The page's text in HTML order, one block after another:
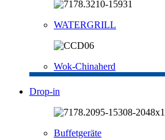
WATERGRILL
Wok-Chinaherd
Drop-in
Buffetgeräte